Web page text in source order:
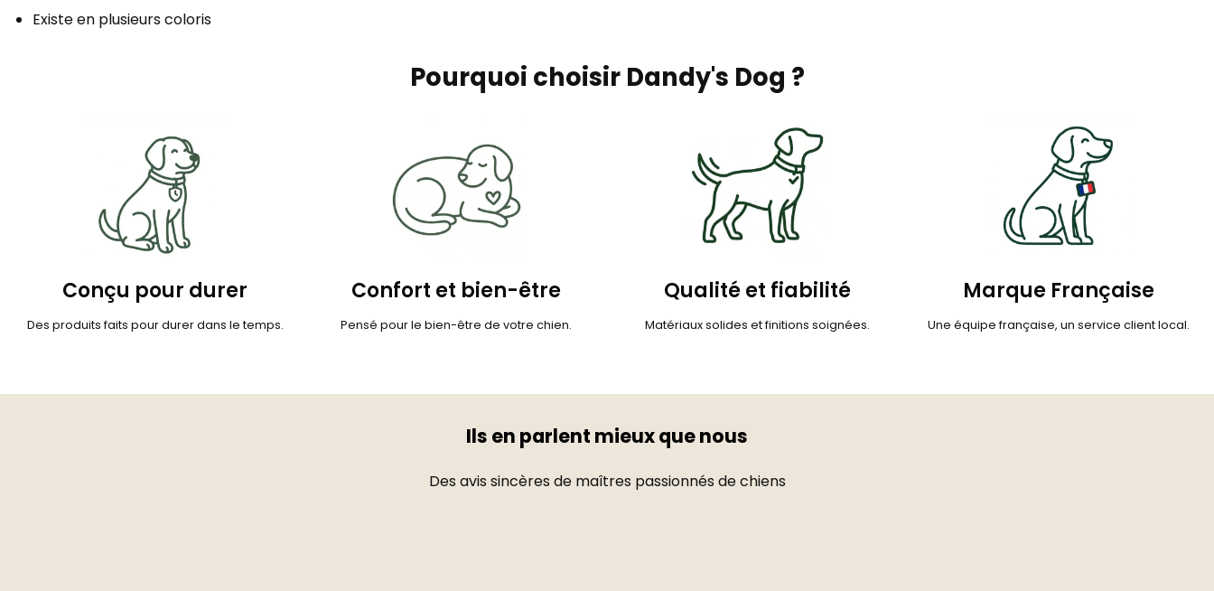
Existe en plusieurs coloris
Pourquoi choisir Dandy's Dog ?
Conçu pour durer
Des produits faits pour durer dans le temps.
Confort et bien-être
Pensé pour le bien-être de votre chien.
Qualité et fiabilité
Matériaux solides et finitions soignées.
Marque Française
Une équipe française, un service client local.
Ils en parlent mieux que nous
Des avis sincères de maîtres passionnés de chiens